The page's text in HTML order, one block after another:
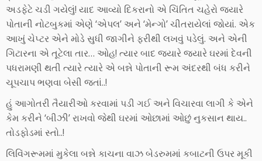
અડફેટે ચડી ગયેલું! યાદ આવ્યો દિકરાનો એ ચિંતિત ચહેરો જ્યારે
પોતાની નોટબુકમાં એણે ‘એપલ’ અને ‘મેન્ગો’ ચીતરાયેલાં જોયાં. એક
આખું ચેપ્ટર એને મોડે સુધી જાગીને ફરીથી લખવું પડેલું. અને એની
ગિટારના એ તૂટેલા તાર… ઓહ! ત્યાર બાદ જ્યારે જ્યારે ઘરમાં દેવની
પધરામણી થતી ત્યારે ત્યારે એ બન્ને પોતાની રૂમ અંદરથી બંધ કરીને
ચૂપચાપ ભણવા બેસી જતાં..!
હું આગોતરી તૈયારીઓ કરવામાં પડી ગઈ અને વિચારવા લાગી કે એને
કેમ કરીને ‘બીઝી’ રાખવો જેથી ઘરમાં ઓછામાં ઓછું નુકસાન થાય..
તોડફોડમાં સ્તો..!
લિવિંગરૂમમાં મુકેલા બન્ને કાચના વાઝ બેડરુમમાં કબાટની ઉપર મૂકી